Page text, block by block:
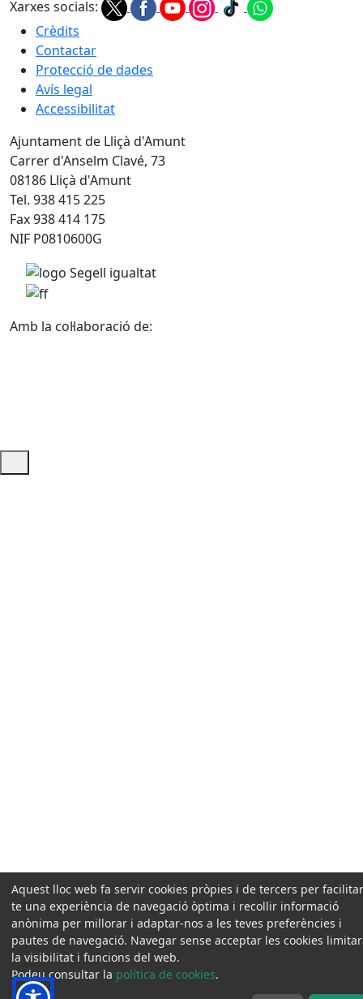
Xarxes socials:
Crèdits
Contactar
Protecció de dades
Avís legal
Accessibilitat
Ajuntament de Lliçà d'Amunt
Carrer d'Anselm Clavé, 73
08186 Lliçà d'Amunt
Tel. 938 415 225
Fax 938 414 175
NIF P0810600G
Amb la col·laboració de:
Aquest lloc web fa servir cookies pròpies i de tercers per
te una experiència de navegació òptima i recollir informació
anònima per millorar i adaptar-nos a les teves preferències i
pautes de navegació. Navegar sense acceptar les cookies
la visibilitat i funcions del web.
Podeu consultar la política de cookies.